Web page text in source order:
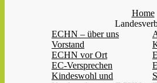
Home
ECHN – über uns
Vorstand
ECHN vor Ort
EC-Versprechen
Kindeswohl und